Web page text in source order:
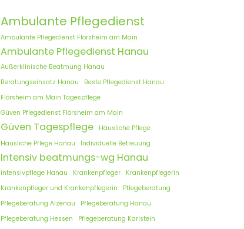
Ambulante Pflegedienst
Ambulante Pflegedienst Flörsheim am Main
Ambulante Pflegedienst Hanau
Außerklinische Beatmung Hanau
Beratungseinsatz Hanau
Beste Pflegedienst Hanau
Flörsheim am Main Tagespflege
Güven Pflegedienst Flörsheim am Main
Güven Tagespflege
Häusliche Pflege
Häusliche Pflege Hanau
Individuelle Betreuung
Intensiv beatmungs-wg Hanau
intensivpflege Hanau Krankenpfleger
Krankenpflegerin
Krankenpfleger und Krankenpflegerin
Pflegeberatung
Pflegeberatung Alzenau
Pflegeberatung Hanau
Pflegeberatung Hessen
Pflegeberatung Karlstein